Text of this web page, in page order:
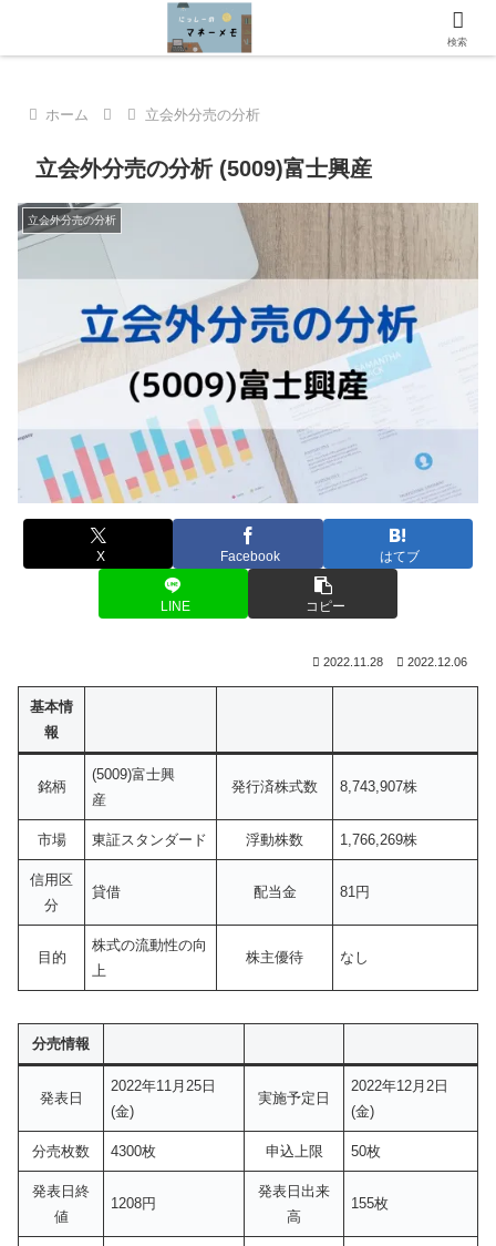
にっしーのマネーメモへようこそ！
ホーム 立会外分売の分析
立会外分売の分析 (5009)富士興産
立会外分売の分析
X Facebook はてブ
LINE コピー
2022.11.28 2022.12.06
基本情
報
銘柄
(5009)富士興
産
発行済株式数 8,743,907株
市場 東証スタンダード 浮動株数 1,766,269株
信用区
分
貸借 配当金 81円
目的
株式の流動性の向
上
株主優待 なし
分売情報
発表日
2022年11月25日
(金)
実施予定日
2022年12月2日
(金)
分売枚数 4300枚 申込上限 50枚
発表日終
値
1208円
発表日出来
高
155枚
検索